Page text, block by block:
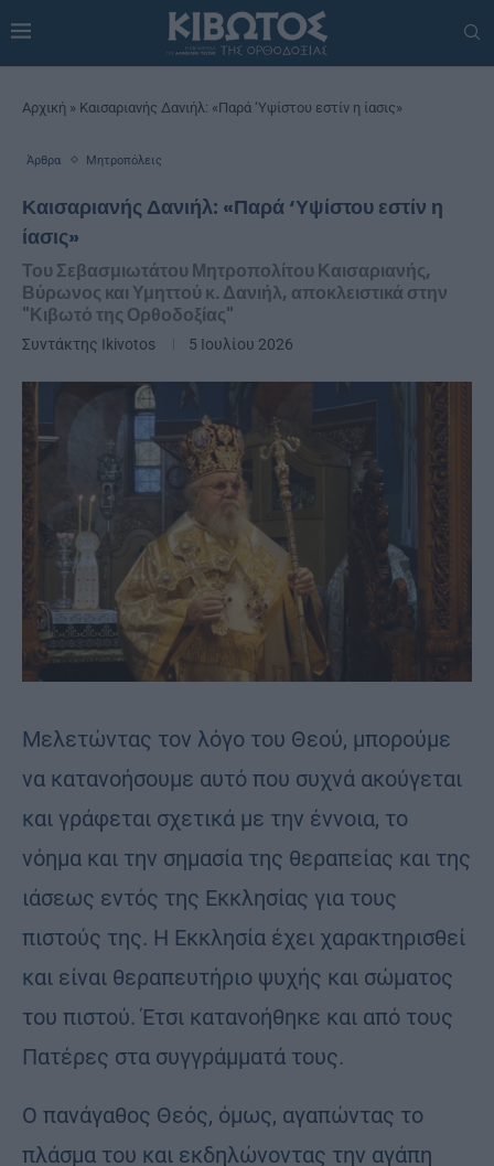
Αρχική » Καισαριανής Δανιήλ: «Παρά ‘Υψίστου εστίν η ίασις»
Άρθρα Μητροπόλεις
Καισαριανής Δανιήλ: «Παρά ‘Υψίστου εστίν η
ίασις»
Του Σεβασμιωτάτου Μητροπολίτου Καισαριανής,
Βύρωνος και Υμηττού κ. Δανιήλ, αποκλειστικά στην
"Κιβωτό της Ορθοδοξίας"
Συντάκτης Ikivotos 5 Ιουλίου 2026
Μελετώντας τον λόγο του Θεού, μπορούμε
να κατανοήσουμε αυτό που συχνά ακούγεται
και γράφεται σχετικά με την έννοια, το
νόημα και την σημασία της θεραπείας και της
ιάσεως εντός της Εκκλησίας για τους
πιστούς της. Η Εκκλησία έχει χαρακτηρισθεί
και είναι θεραπευτήριο ψυχής και σώματος
του πιστού. Έτσι κατανοήθηκε και από τους
Πατέρες στα συγγράμματά τους.
Ο πανάγαθος Θεός, όμως, αγαπώντας το
πλάσμα του και εκδηλώνοντας την αγάπη